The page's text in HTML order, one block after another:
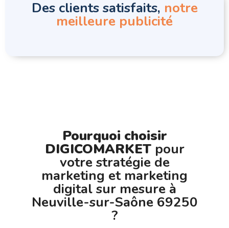
Des clients satisfaits, notre
meilleure publicité
Pourquoi choisir
DIGICOMARKETpour
votre stratégie de
marketing et marketing
digital sur mesure à
Neuville-sur-Saône 69250
?